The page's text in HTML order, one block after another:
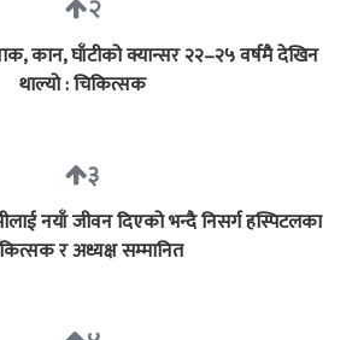
२
कान, घाँटीको क्यान्सर २२–२५ वर्षमै देखिन
थाल्यो : चिकित्सक
३
नयाँ जीवन दिएको भन्दै निसर्ग हस्पिटलका
र अध्यक्ष सम्मानित